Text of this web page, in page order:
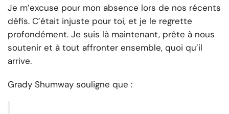
Je m’excuse pour mon absence lors de nos récents
défis. C’était injuste pour toi, et je le regrette
profondément. Je suis là maintenant, prête à nous
soutenir et à tout affronter ensemble, quoi qu’il
arrive.
Grady Shumway souligne que :